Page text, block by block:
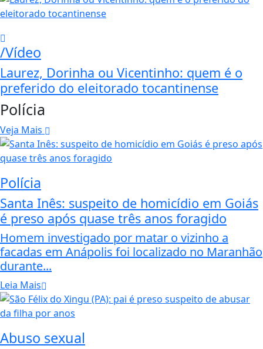
/Vídeo
Laurez, Dorinha ou Vicentinho: quem é o
preferido do eleitorado tocantinense
Polícia
Veja Mais
Polícia
Santa Inês: suspeito de homicídio em Goiás
é preso após quase três anos foragido
Homem investigado por matar o vizinho a
facadas em Anápolis foi localizado no Maranhão
durante...
Leia Mais
Abuso sexual